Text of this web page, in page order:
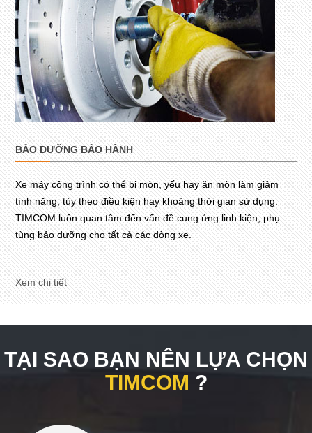
BẢO DƯỠNG BẢO HÀNH
Xe máy công trình có thể bị mòn, yếu hay ăn mòn làm giảm
tính năng, tùy theo điều kiện hay khoảng thời gian sử dụng.
TIMCOM luôn quan tâm đến vấn đề cung ứng linh kiện, phụ
tùng bảo dưỡng cho tất cả các dòng xe.
Xem chi tiết
TẠI SAO BẠN NÊN LỰA CHỌN
TIMCOM ?